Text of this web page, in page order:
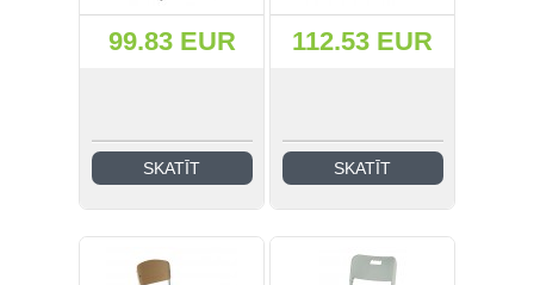
99.83 EUR
SKATĪT
112.53 EUR
SKATĪT